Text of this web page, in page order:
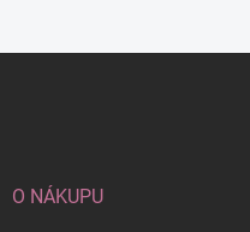
O NÁKUPU